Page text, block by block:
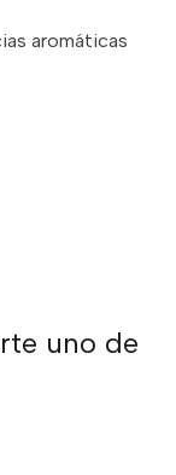
aromáticas
uno de